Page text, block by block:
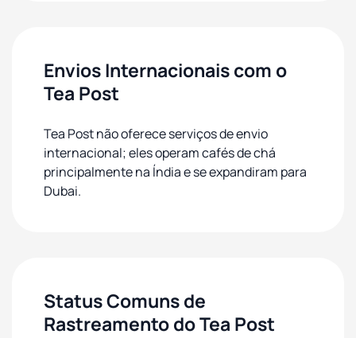
Envios Internacionais com o
Tea Post
Tea Post não oferece serviços de envio
internacional; eles operam cafés de chá
principalmente na Índia e se expandiram para
Dubai.
Status Comuns de
Rastreamento do Tea Post